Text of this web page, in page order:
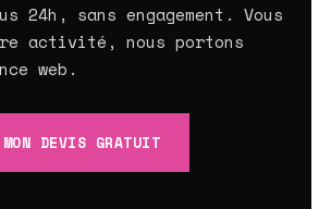
24h, sans engagement. Vous
activité, nous portons
web.
MON DEVIS GRATUIT